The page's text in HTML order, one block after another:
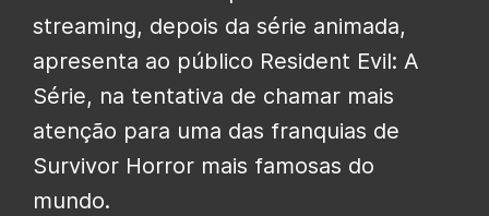
streaming, depois da série animada,
apresenta ao público Resident Evil: A
Série, na tentativa de chamar mais
atenção para uma das franquias de
Survivor Horror mais famosas do
mundo.